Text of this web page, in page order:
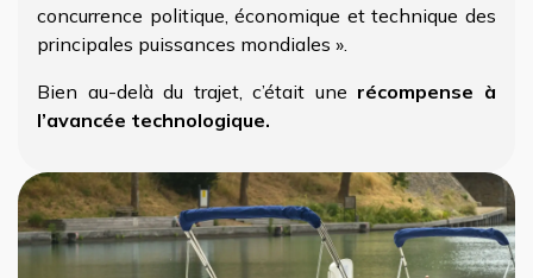
concurrence politique, économique et technique des
principales puissances mondiales ».
Bien au-delà du trajet, c’était une récompense à
l’avancée technologique.